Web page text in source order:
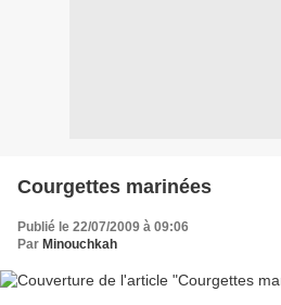
Courgettes marinées
Publié le 22/07/2009 à 09:06
Par Minouchkah